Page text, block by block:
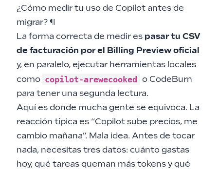
¿Cómo medir tu uso de Copilot antes de
migrar? ¶
La forma correcta de medir es pasar tu CSV
de facturación por el Billing Preview oficial
y, en paralelo, ejecutar herramientas locales
como copilot-arewecooked o CodeBurn
para tener una segunda lectura.
Aquí es donde mucha gente se equivoca. La
reacción típica es “Copilot sube precios, me
cambio mañana”. Mala idea. Antes de tocar
nada, necesitas tres datos: cuánto gastas
hoy, qué tareas queman más tokens y qué